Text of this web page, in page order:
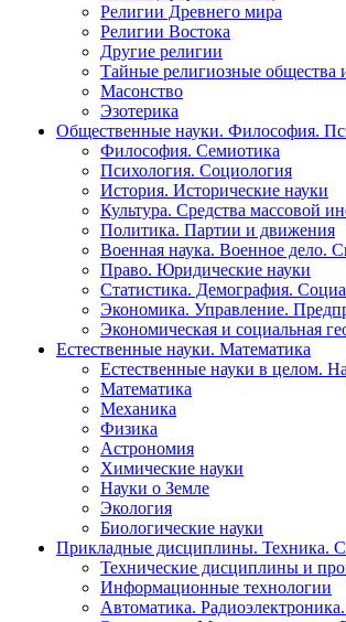
Религии Древнего мира
Религии Востока
Другие религии
Тайные религиозные общества
Масонство
Эзотерика
Общественные науки. Философия.
Философия. Семиотика
Психология. Социология
История. Исторические науки
Культура. Средства массовой
Политика. Партии и движения
Военная наука. Военное дело.
Право. Юридические науки
Статистика. Демография.
Экономика. Управление.
Экономическая и социальная
Естественные науки. Математика
Естественные науки в целом.
Математика
Механика
Физика
Астрономия
Химические науки
Науки о Земле
Экология
Биологические науки
Прикладные дисциплины. Техника.
Технические дисциплины и
Информационные технологии
Автоматика.